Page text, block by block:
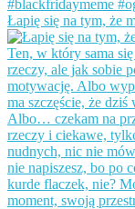
Łapię się na tym, że